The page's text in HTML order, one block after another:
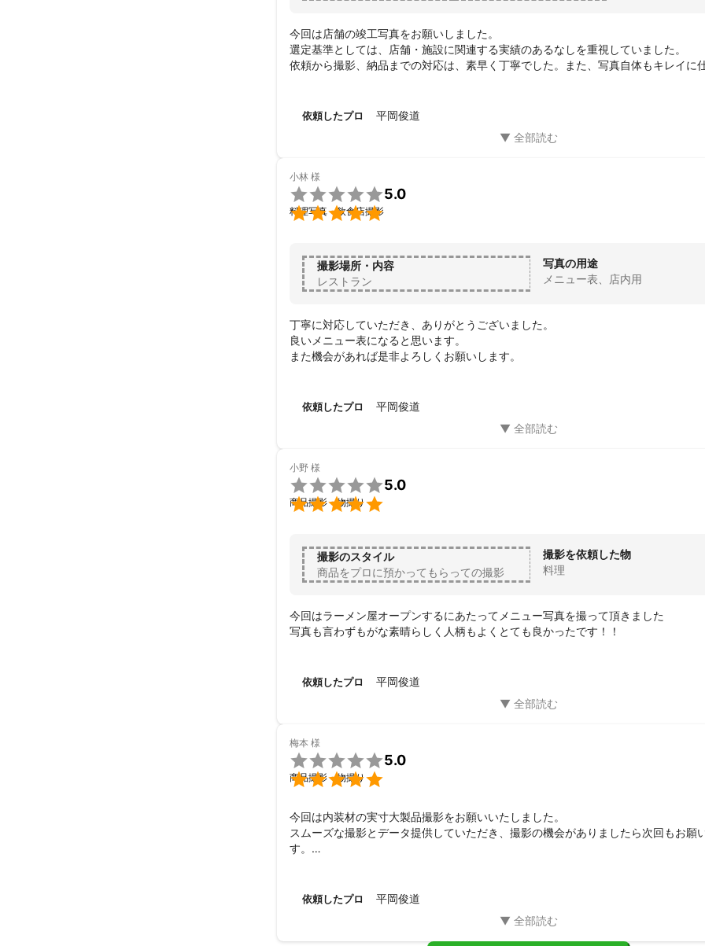
今回は店舗の竣工写真をお願いしました。
選定基準としては、店舗・施設に関連する実績のあるなしを重視していました。
依頼から撮影、納品までの対応は、素早く丁寧でした。また、写真自体もキレイに
依頼したプロ 平岡俊道
小林 様


5.0
料理写真・飲食店撮影
撮影場所・内容
レストラン
写真の用途
メニュー表、店内用
丁寧に対応していただき、ありがとうございました。
良いメニュー表になると思います。
また機会があれば是非よろしくお願いします。
依頼したプロ 平岡俊道
小野 様


5.0
商品撮影・物撮り
撮影のスタイル
商品をプロに預かってもらっての撮影
撮影を依頼した物
料理
今回はラーメン屋オープンするにあたってメニュー写真を撮って頂きました
写真も言わずもがな素晴らしく人柄もよくとても良かったです！！
依頼したプロ 平岡俊道
梅本 様


5.0
商品撮影・物撮り
今回は内装材の実寸大製品撮影をお願いいたしました。
スムーズな撮影とデータ提供していただき、撮影の機会がありましたら次回もお願
す。
依頼したプロ 平岡俊道